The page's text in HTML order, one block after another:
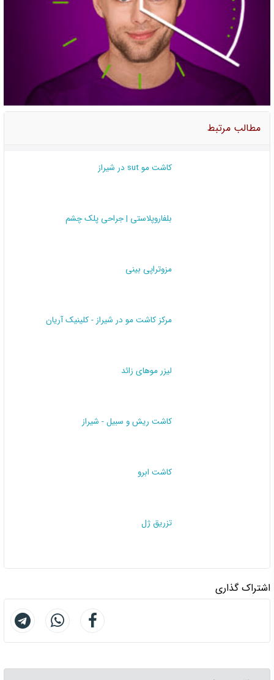
مطالب مرتبط
کاشت مو sut در شیراز
بلفاروپلاستی | جراحی پلک چشم
مزوتراپی بینی
مرکز کاشت مو در شیراز - کلینیک آریان
لیزر موهای زائد
کاشت ریش و سبیل - شیراز
کاشت ابرو
تزریق ژل
اشتراک گذاری